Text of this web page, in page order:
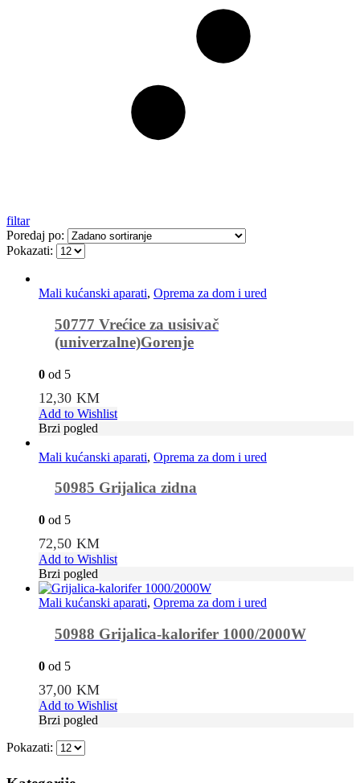
filtar
Poredaj po:
Pokazati:
Mali kućanski aparati, Oprema za dom i ured
50777 Vrećice za usisivač
(univerzalne)Gorenje
0 od 5
12,30 KM
Add to Wishlist
Brzi pogled
Mali kućanski aparati, Oprema za dom i ured
50985 Grijalica zidna
0 od 5
72,50 KM
Add to Wishlist
Brzi pogled
Mali kućanski aparati, Oprema za dom i ured
50988 Grijalica-kalorifer 1000/2000W
0 od 5
37,00 KM
Add to Wishlist
Brzi pogled
Pokazati: